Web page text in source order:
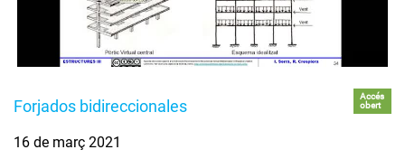
Forjados bidireccionales
Accés
obert
16 de març 2021